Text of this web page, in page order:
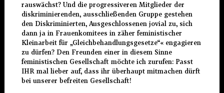
rauswächst? Und die progressiveren Mitglieder der
diskriminierenden, ausschließenden Gruppe gestehen
den Diskriminierten, Ausgeschlossenen jovial zu, sich
dann ja in Frauenkomitees in zäher feministischer
Kleinarbeit für „Gleichbehandlungsgesetze“« engagieren
zu dürfen? Den Freunden einer in diesem Sinne
feministischen Gesellschaft möchte ich zurufen: Passt
IHR mal lieber auf, dass ihr überhaupt mitmachen dürft
bei unserer befreiten Gesellschaft!